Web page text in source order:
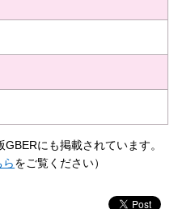
にも掲載されています。
らをご覧ください）